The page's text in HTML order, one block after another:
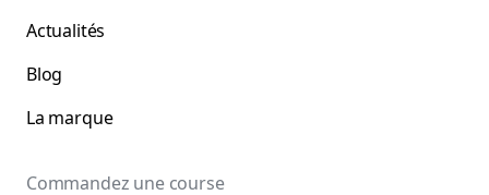
Actualités
Blog
La marque
Commandez une course